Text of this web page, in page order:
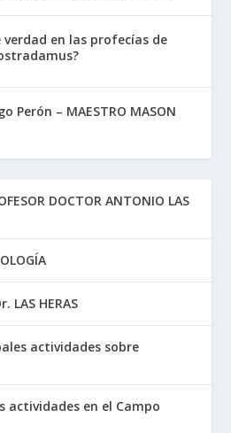
verdad en las profecías de
Perón – MAESTRO MASON
DOCTOR ANTONIO LAS
LAS HERAS
actividades sobre
actividades en el Campo